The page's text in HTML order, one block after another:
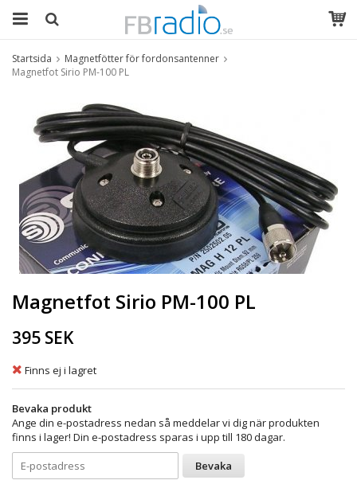
Startsida
Magnetfötter för fordonsantenner
Magnetfot Sirio PM-100 PL
Magnetfot Sirio PM-100 PL
395 SEK
Finns ej i lagret
Bevaka produkt
Ange din e-postadress nedan så meddelar vi dig när produkten
finns i lager! Din e-postadress sparas i upp till 180 dagar.
Bevaka